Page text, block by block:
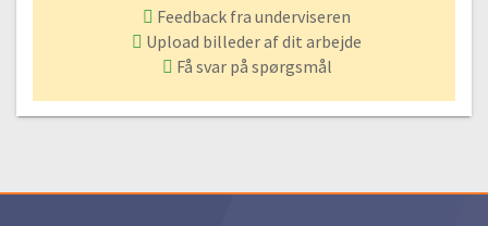
Feedback fra underviseren
Upload billeder af dit arbejde
Få svar på spørgsmål